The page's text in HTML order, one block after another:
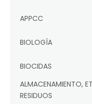
APPCC
BIOLOGÍA
BIOCIDAS
ALMACENAMIENTO,
RESIDUOS